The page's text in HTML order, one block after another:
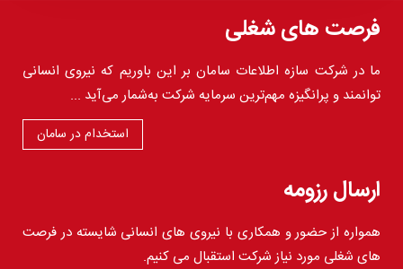
فرصت های شغلی
ما در شرکت سازه اطلاعات سامان بر این باوریم که نیروی انسانی
توانمند و پرانگیزه مهم‌ترین سرمایه شرکت به‌شمار می‌آید ...
استخدام در سامان
ارسال رزومه
همواره از حضور و همکاری با نیروی های انسانی شایسته در فرصت
های شغلی مورد نیاز شرکت استقبال می کنیم.